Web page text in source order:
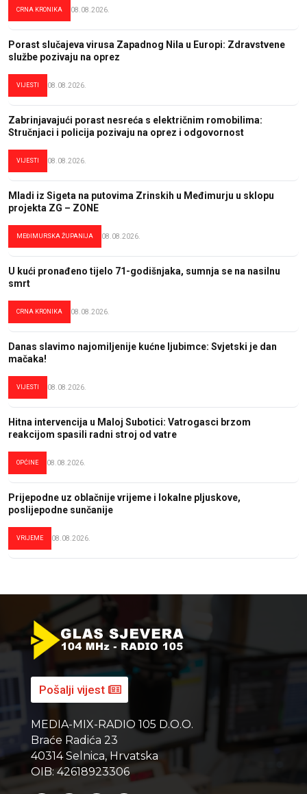
CRNA KRONIKA 08.08.2026.
Porast slučajeva virusa Zapadnog Nila u Europi: Zdravstvene
službe pozivaju na oprez
VIJESTI 08.08.2026.
Zabrinjavajući porast nesreća s električnim romobilima:
Stručnjaci i policija pozivaju na oprez i odgovornost
VIJESTI 08.08.2026.
Mladi iz Sigeta na putovima Zrinskih u Međimurju u sklopu
projekta ZG – ZONE
MEĐIMURSKA ŽUPANIJA 08.08.2026.
U kući pronađeno tijelo 71-godišnjaka, sumnja se na nasilnu
smrt
CRNA KRONIKA 08.08.2026.
Danas slavimo najomiljenije kućne ljubimce: Svjetski je dan
mačaka!
VIJESTI 08.08.2026.
Hitna intervencija u Maloj Subotici: Vatrogasci brzom
reakcijom spasili radni stroj od vatre
OPĆINE 08.08.2026.
Prijepodne uz oblačnije vrijeme i lokalne pljuskove,
poslijepodne sunčanije
VRIJEME 08.08.2026.
Pošalji vijest
MEDIA-MIX-RADIO 105 D.O.O.
Braće Radića 23
40314 Selnica, Hrvatska
OIB: 42618923306